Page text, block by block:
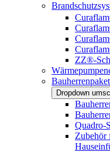
ZZ®-
Dropdown
Quadro-
Zubehör